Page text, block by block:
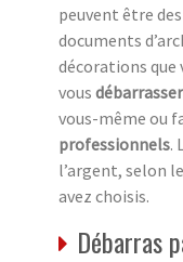
peuvent être des
documents
décorations que
vous débarrasser
vous-même ou
professionnels.
l’argent, selon
avez choisis.
Débarras